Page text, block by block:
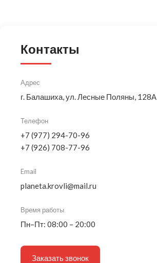
Контакты
Адрес
г. Балашиха, ул. Лесные Поляны, 128А
Телефон
+7 (977) 294-70-96
+7 (926) 708-77-96
Email
planeta.krovli@mail.ru
Время работы
Пн–Пт: 08:00 – 20:00
Заказать звонок